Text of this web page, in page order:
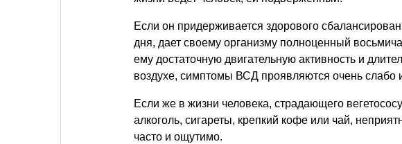
Если он придерживается здорового
дня, дает своему организму полноценный
ему достаточную двигательную активность и
воздухе, симптомы ВСД проявляются очень слабо
Если же в жизни человека, страдающего
алкоголь, сигареты, крепкий кофе или чай,
часто и ощутимо.